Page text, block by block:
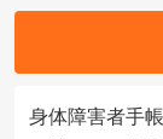
身体障害者手